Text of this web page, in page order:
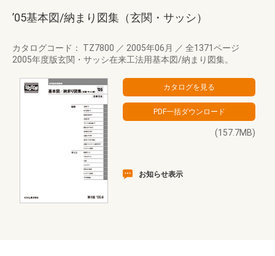
’05基本図/納まり図集（玄関・サッシ）
カタログコード： TZ7800 ／ 2005年06月 ／ 全1371ページ
2005年度版玄関・サッシ在来工法用基本図/納まり図集。
(157.7MB)
お知らせ表示